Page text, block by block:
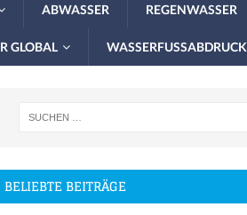
ABWASSER REGENWASSER
GLOBAL WASSERFUSSABDRUCK
BELIEBTE BEITRÄGE